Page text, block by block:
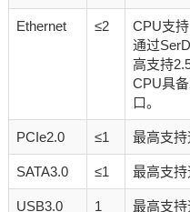
Ethernet ≤2
CPU支
通过
高支持
CPU具
口。
PCIe2.0 ≤1 最高支
SATA3.0 ≤1 最高支
USB3.0 1 最高支